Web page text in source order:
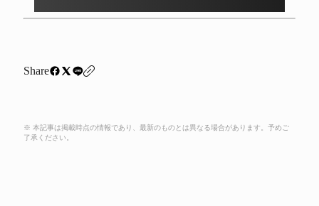
Share
※ 本記事は掲載時点の情報であり、最新のものとは異なる場合があります。予めご
了承ください。